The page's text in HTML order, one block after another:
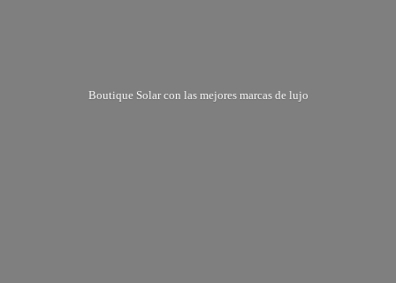
Boutique Solar con las mejores marcas de lujo